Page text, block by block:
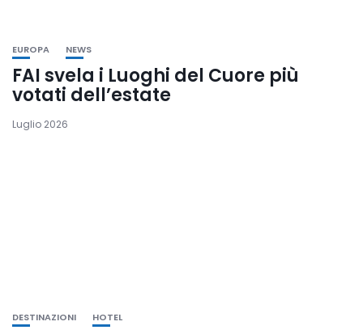
EUROPA NEWS
FAI svela i Luoghi del Cuore più
votati dell’estate
Luglio 2026
DESTINAZIONI HOTEL